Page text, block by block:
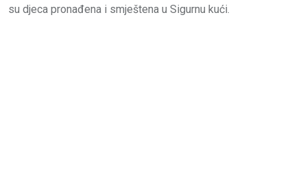
su djeca pronađena i smještena u Sigurnu kući.